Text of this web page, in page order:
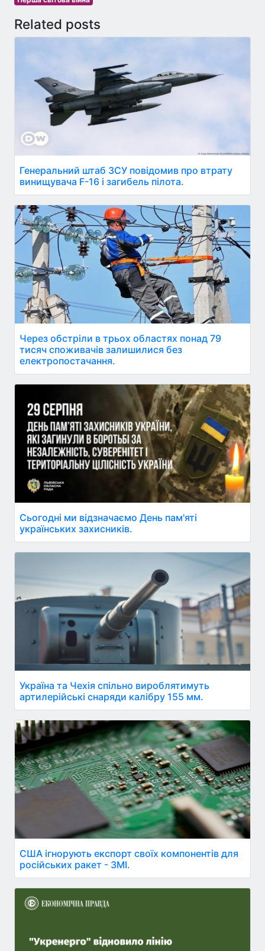
Related posts
Генеральний штаб ЗСУ повідомив про втрату
винищувача F-16 і загибель пілота.
Через обстріли в трьох областях понад 79
тисяч споживачів залишилися без
електропостачання.
Сьогодні ми відзначаємо День пам'яті
українських захисників.
Україна та Чехія спільно вироблятимуть
артилерійські снаряди калібру 155 мм.
США ігнорують експорт своїх компонентів для
російських ракет - ЗМІ.